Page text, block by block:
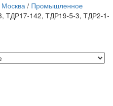
Москва / Промышленное
ТДР17-142, ТДР19-5-3, ТДР2-1-